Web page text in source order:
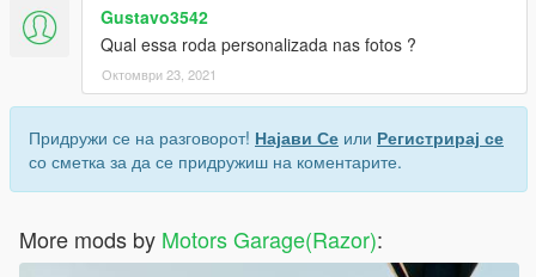
Gustavo3542
Qual essa roda personalizada nas fotos ?
Октомври 23, 2021
Придружи се на разговорот! Најави Се или Регистрирај се
со сметка за да се придружиш на коментарите.
More mods by Motors Garage(Razor):